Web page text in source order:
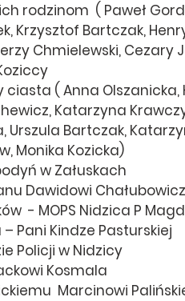
rodzinom  ( Paweł
Krzysztof Bartczak,
Chmielewski, Cezary
ciasta ( Anna
Katarzyna
Urszula Bartczak,
Monika Kozicka)
w Załuskach
Dawidowi
- MOPS Nidzica P
Pani Kindze Pasturskiej
Policji w Nidzicy
Kosmala
Marcinowi